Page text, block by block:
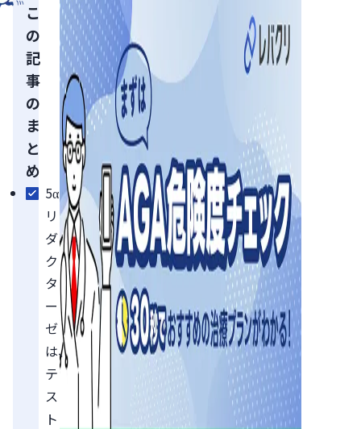
こ
の
記
事
の
ま
と
め
5α
リ
ダ
ク
タ
ー
ゼ
は、
テ
ス
ト